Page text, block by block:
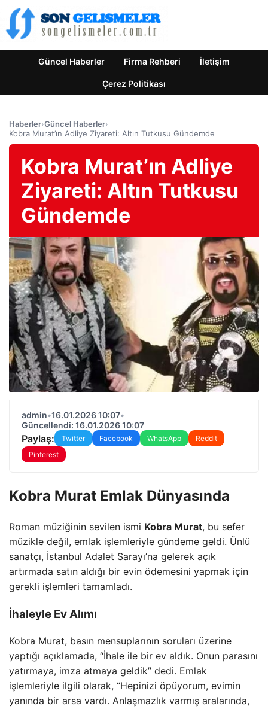
Güncel Haberler Firma Rehberi İletişim
Çerez Politikası
Haberler›Güncel Haberler›
Kobra Murat’ın Adliye Ziyareti: Altın Tutkusu Gündemde
Kobra Murat’ın Adliye
Ziyareti: Altın Tutkusu
Gündemde
admin•16.01.2026 10:07•
Güncellendi: 16.01.2026 10:07
Paylaş: Twitter Facebook WhatsApp
Reddit
Pinterest
Kobra Murat Emlak Dünyasında
Roman müziğinin sevilen ismi Kobra Murat, bu sefer
müzikle değil, emlak işlemleriyle gündeme geldi. Ünlü
sanatçı, İstanbul Adalet Sarayı’na gelerek açık
artırmada satın aldığı bir evin ödemesini yapmak için
gerekli işlemleri tamamladı.
İhaleyle Ev Alımı
Kobra Murat, basın mensuplarının soruları üzerine
yaptığı açıklamada, “İhale ile bir ev aldık. Onun parasını
yatırmaya, imza atmaya geldik” dedi. Emlak
işlemleriyle ilgili olarak, “Hepinizi öpüyorum, evimin
yanında bir arsa vardı. Anlaşmazlık varmış aralarında,